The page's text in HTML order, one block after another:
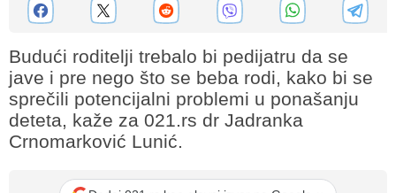
Budući roditelji trebalo bi pedijatru da se
jave i pre nego što se beba rodi, kako bi se
sprečili potencijalni problemi u ponašanju
deteta, kaže za 021.rs dr Jadranka
Crnomarković Lunić.